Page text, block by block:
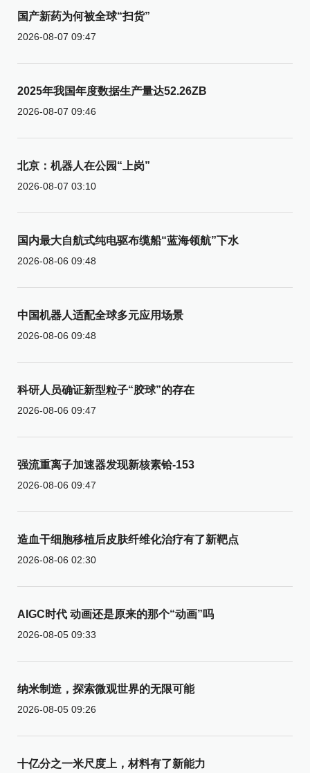
国产新药为何被全球“扫货”
2026-08-07 09:47
2025年我国年度数据生产量达52.26ZB
2026-08-07 09:46
北京：机器人在公园“上岗”
2026-08-07 03:10
国内最大自航式纯电驱布缆船“蓝海领航”下水
2026-08-06 09:48
中国机器人适配全球多元应用场景
2026-08-06 09:48
科研人员确证新型粒子“胶球”的存在
2026-08-06 09:47
强流重离子加速器发现新核素铪-153
2026-08-06 09:47
造血干细胞移植后皮肤纤维化治疗有了新靶点
2026-08-06 02:30
AIGC时代 动画还是原来的那个“动画”吗
2026-08-05 09:33
纳米制造，探索微观世界的无限可能
2026-08-05 09:26
十亿分之一米尺度上，材料有了新能力